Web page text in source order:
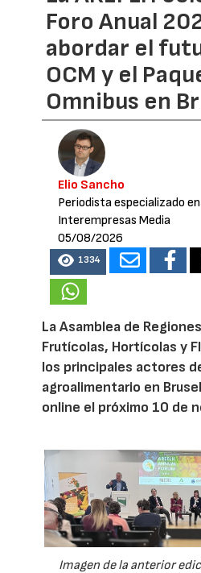
Foro Anual
abordar el
OCM y el
Omnibus en
Elio Sancho
Periodista especializado
Interempresas Media
05/08/2026
1334
La Asamblea de
Frutícolas, Hortícolas y
los principales actores
agroalimentario en
online el próximo 10 de
Imagen de la anterior